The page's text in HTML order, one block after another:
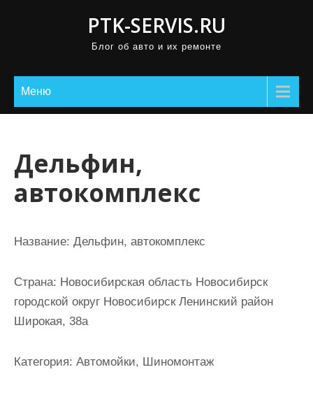
PTK-SERVIS.RU
Блог об авто и их ремонте
Меню
Дельфин,
автокомплекс
Название: Дельфин, автокомплекс
Страна: Новосибирская область Новосибирск
городской округ Новосибирск Ленинский район
Широкая, 38а
Категория: Автомойки, Шиномонтаж